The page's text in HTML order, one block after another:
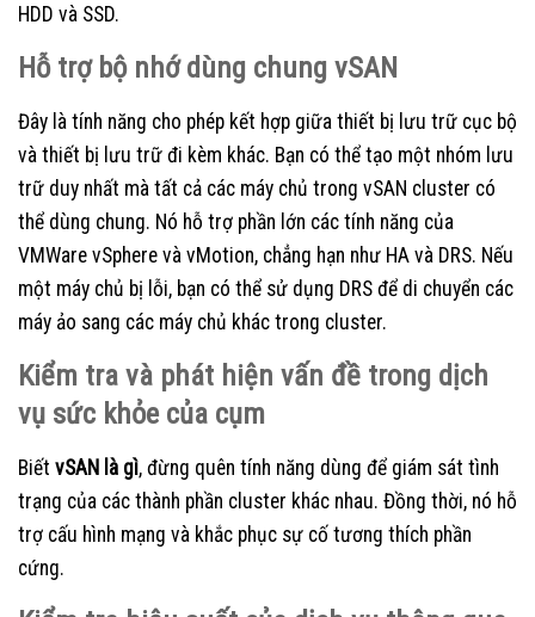
HDD và SSD.
Hỗ trợ bộ nhớ dùng chung vSAN
Đây là tính năng cho phép kết hợp giữa thiết bị lưu trữ cục bộ
và thiết bị lưu trữ đi kèm khác. Bạn có thể tạo một nhóm lưu
trữ duy nhất mà tất cả các máy chủ trong vSAN cluster có
thể dùng chung. Nó hỗ trợ phần lớn các tính năng của
VMWare vSphere và vMotion, chẳng hạn như HA và DRS. Nếu
một máy chủ bị lỗi, bạn có thể sử dụng DRS để di chuyển các
máy ảo sang các máy chủ khác trong cluster.
Kiểm tra và phát hiện vấn đề trong dịch
vụ sức khỏe của cụm
Biết vSAN là gì, đừng quên tính năng dùng để giám sát tình
trạng của các thành phần cluster khác nhau. Đồng thời, nó hỗ
trợ cấu hình mạng và khắc phục sự cố tương thích phần
cứng.